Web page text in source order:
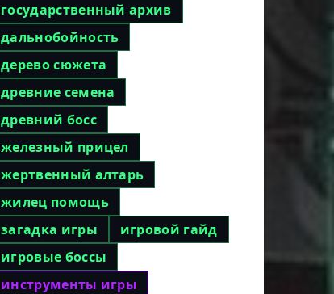
государственный архив
дальнобойность
дерево сюжета
древние семена
древний босс
железный прицел
жертвенный алтарь
жилец помощь
загадка игры
игровой гайд
игровые боссы
инструменты игры